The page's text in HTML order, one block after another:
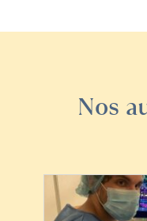
Nos